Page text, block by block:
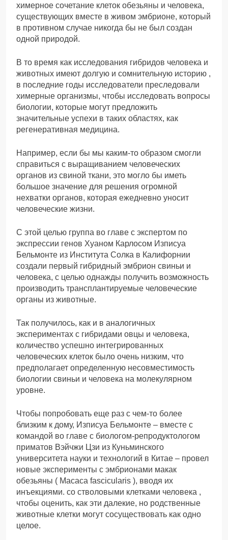
химерное сочетание клеток обезьяны и человека,
существующих вместе в живом эмбрионе, который
в противном случае никогда бы не был создан
одной природой.
В то время как исследования гибридов человека и
животных имеют долгую и сомнительную историю ,
в последние годы исследователи преследовали
химерные организмы, чтобы исследовать вопросы
биологии, которые могут предложить
значительные успехи в таких областях, как
регенеративная медицина.
Например, если бы мы каким-то образом смогли
справиться с выращиванием человеческих
органов из свиной ткани, это могло бы иметь
большое значение для решения огромной
нехватки органов, которая ежедневно уносит
человеческие жизни.
С этой целью группа во главе с экспертом по
экспрессии генов Хуаном Карлосом Изписуа
Бельмонте из Института Солка в Калифорнии
создали первый гибридный эмбрион свиньи и
человека, с целью однажды получить возможность
производить трансплантируемые человеческие
органы из животные.
Так получилось, как и в аналогичных
экспериментах с гибридами овцы и человека,
количество успешно интегрированных
человеческих клеток было очень низким, что
предполагает определенную несовместимость
биологии свиньи и человека на молекулярном
уровне.
Чтобы попробовать еще раз с чем-то более
близким к дому, Изписуа Бельмонте – вместе с
командой во главе с биологом-репродуктологом
приматов Вэйчжи Цзи из Куньминского
университета науки и технологий в Китае – провел
новые эксперименты с эмбрионами макак
обезьяны ( Macaca fascicularis ), вводя их
инъекциями. со стволовыми клетками человека ,
чтобы оценить, как эти далекие, но родственные
животные клетки могут сосуществовать как одно
целое.